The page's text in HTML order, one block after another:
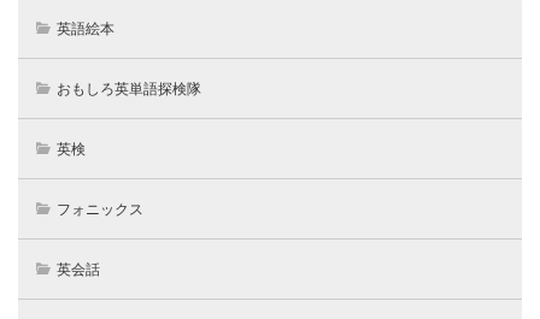
英語絵本
おもしろ英単語探検隊
英検
フォニックス
英会話